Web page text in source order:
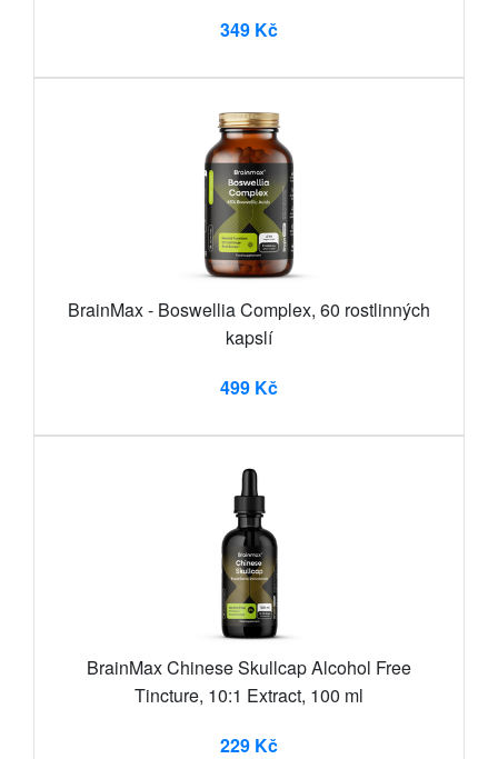
349 Kč
BrainMax - Boswellia Complex, 60 rostlinných
kapslí
499 Kč
BrainMax Chinese Skullcap Alcohol Free
Tincture, 10:1 Extract, 100 ml
229 Kč